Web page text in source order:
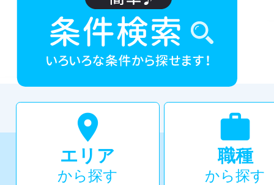

エリア
から探す

職種
から探す